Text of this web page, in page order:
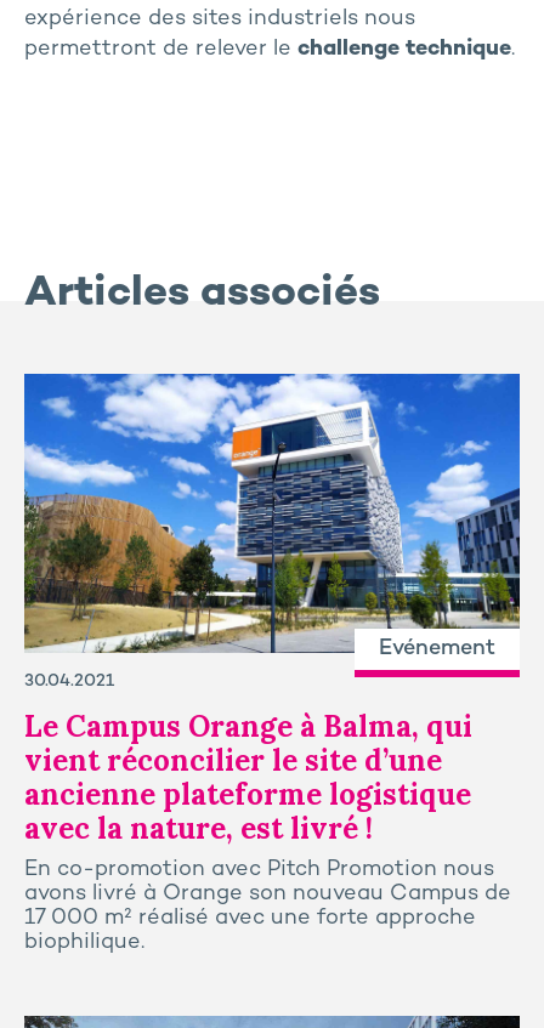
expérience des sites industriels nous
permettront de relever le challenge technique.
Articles associés
Evénement
30.04.2021
Le Campus Orange à Balma, qui
vient réconcilier le site d’une
ancienne plateforme logistique
avec la nature, est livré !
En co-promotion avec Pitch Promotion nous
avons livré à Orange son nouveau Campus de
17 000 m² réalisé avec une forte approche
biophilique.